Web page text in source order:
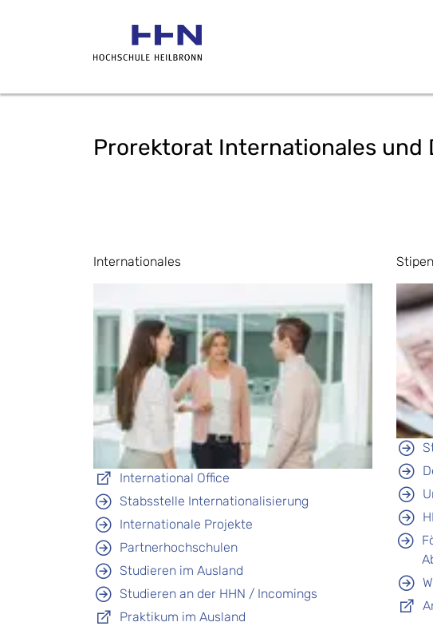
Prorektorat Internationales und
Internationales
International Office
Stabsstelle Internationalisierung
Internationale Projekte
Partnerhochschulen
Studieren im Ausland
Studieren an der HHN / Incomings
Praktikum im Ausland